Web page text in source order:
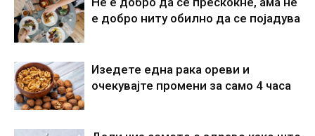
е добро ниту обилно да се појадува
Изедете една рака ореви и
очекувајте промени за само 4 часа